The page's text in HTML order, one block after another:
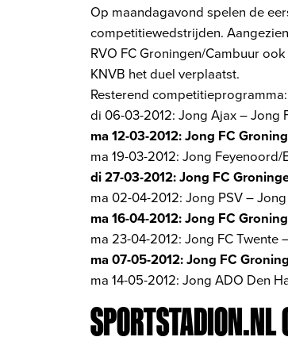
Op maandagavond spelen de
competitiewedstrijden.
RVO FC Groningen/Cambuur
KNVB het duel verplaatst.
Resterend competitieprogramma:
di 06-03-2012: Jong Ajax – Jong
ma 12-03-2012: Jong FC
ma 19-03-2012: Jong
di 27-03-2012: Jong FC
ma 02-04-2012: Jong PSV –
ma 16-04-2012: Jong FC
ma 23-04-2012: Jong FC Twente
ma 07-05-2012: Jong FC
ma 14-05-2012: Jong ADO Den
SPORTSTADION.NL